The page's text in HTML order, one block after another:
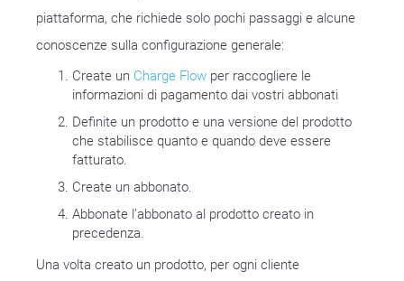
piattaforma, che richiede solo pochi passaggi e alcune
conoscenze sulla configurazione generale:
Create un Charge Flow per raccogliere le
informazioni di pagamento dai vostri abbonati
Definite un prodotto e una versione del prodotto
che stabilisce quanto e quando deve essere
fatturato.
Create un abbonato.
Abbonate l’abbonato al prodotto creato in
precedenza.
Una volta creato un prodotto, per ogni cliente